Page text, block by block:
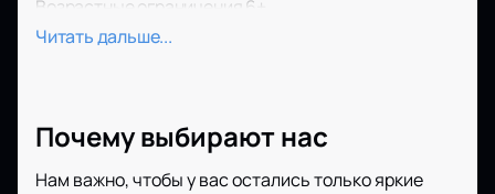
Возрастные ограничения 6+.
Креативные, музыкально одаренные,
«Concord Orchestra», что означает «гармония».
Читать дальше...
Почему выбирают нас
Нам важно, чтобы у вас остались только яркие